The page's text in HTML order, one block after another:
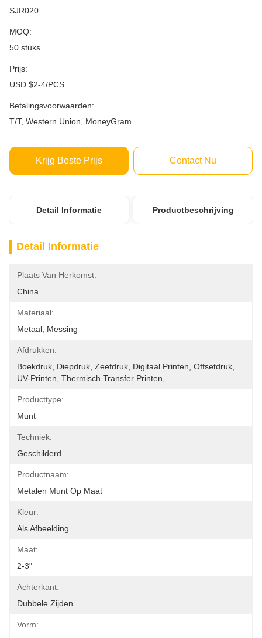
SJR020
MOQ:
50 stuks
Prijs:
USD $2-4/PCS
Betalingsvoorwaarden:
T/T, Western Union, MoneyGram
Krijg Beste Prijs Contact Nu
Detail Informatie Productbeschrijving
Detail Informatie
Plaats Van Herkomst:
China
Materiaal:
Metaal, Messing
Afdrukken:
Boekdruk, Diepdruk, Zeefdruk, Digitaal Printen, Offsetdruk,
UV-Printen, Thermisch Transfer Printen,
Producttype:
Munt
Techniek:
Geschilderd
Productnaam:
Metalen Munt Op Maat
Kleur:
Als Afbeelding
Maat:
2-3"
Achterkant:
Dubbele Zijden
Vorm: